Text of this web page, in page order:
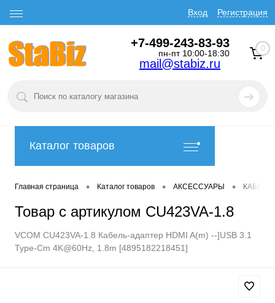
Вход Регистрация
+7-499-243-83-93
пн-пт 10:00-18:30
mail@stabiz.ru
0
Каталог товаров
Главная страница • Каталог товаров • АКСЕССУАРЫ •
Товар с артикулом CU423VA-1.8
VCOM CU423VA-1.8 Кабель-адаптер HDMI A(m) --]USB 3.1
Type-Cm 4K@60Hz, 1.8m [4895182218451]